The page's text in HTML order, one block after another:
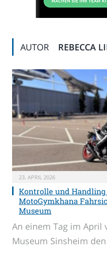
AUTOR REBECCA
23. APRIL 2026
Kontrolle und Handling
MotoGymkhana
Museum
An einem Tag im April
Museum Sinsheim